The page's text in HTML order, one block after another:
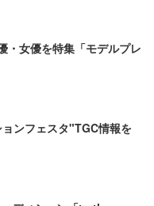
・女優を特集「モデルプレ
ンフェスタ"TGC情報を